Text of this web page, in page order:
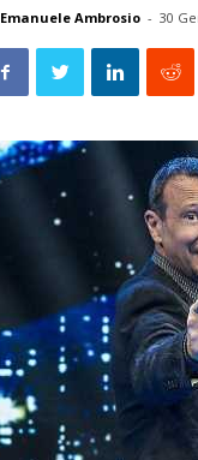
Emanuele Ambrosio - 30